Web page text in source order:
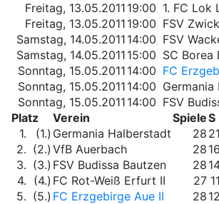
Freitag, 13.05.2011 19:00 1. FC Lok
Freitag, 13.05.2011 19:00 FSV
Samstag, 14.05.2011 14:00 FSV
Samstag, 14.05.2011 15:00 SC Borea
Sonntag, 15.05.2011 14:00 FC
Sonntag, 15.05.2011 14:00
Sonntag, 15.05.2011 14:00 FSV
Platz
Verein SpieleS
1.
(1.) Germania Halberstadt 28 21
2. (2.) VfB Auerbach 28 16
3. (3.) FSV Budissa Bautzen 28
4. (4.) FC Rot-Weiß Erfurt II 27 11
5. (5.) FC Erzgebirge Aue II 28 12